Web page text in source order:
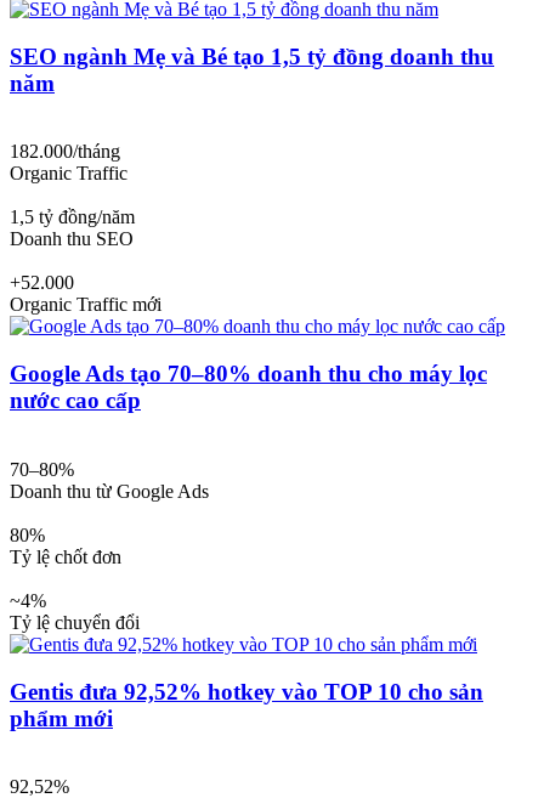
SEO ngành Mẹ và Bé tạo 1,5 tỷ đồng doanh thu
năm
182.000/tháng
Organic Traffic
1,5 tỷ đồng/năm
Doanh thu SEO
+52.000
Organic Traffic mới
Google Ads tạo 70–80% doanh thu cho máy lọc
nước cao cấp
70–80%
Doanh thu từ Google Ads
80%
Tỷ lệ chốt đơn
~4%
Tỷ lệ chuyển đổi
Gentis đưa 92,52% hotkey vào TOP 10 cho sản
phẩm mới
92,52%